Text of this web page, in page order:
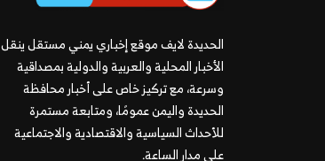
الحديدة لايف موقع إخباري يمني مستقل ينقل
الأخبار المحلية والعربية والدولية بمصداقية
وسرعة، مع تركيز خاص على أخبار محافظة
الحديدة واليمن عمومًا، ومتابعة مستمرة
للأحداث السياسية والاقتصادية والاجتماعية
على مدار الساعة.